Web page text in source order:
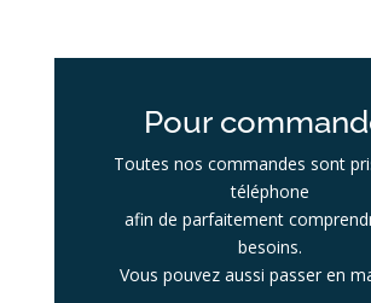
Pour
Toutes nos commandes sont
téléphone
afin de parfaitement
besoins.
Vous pouvez aussi passer en